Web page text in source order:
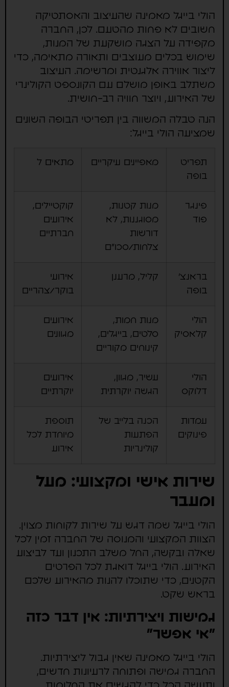
הולי בייגל מאמינה שהעיצוב והאסתטיקה
חשובים לא פחות מהטעם. לכן, החברה
מקפידה על הצגה מושקעת של המנות,
שימוש בכלים מעוצבים ותאורה מתאימה, כדי
ליצור אווירה אלגנטית ומרשימה. העיצוב
משתלב באופן מושלם עם הקונספט הקולינרי
של האירוע, ויוצר חוויה רב-חושית.
הנה טבלה המשווה בין תפריטי הבופה השונים
שמציעה הולי בייגל:
תפריט
בופה
מאפיינים עיקריים מתאים ל
פינגר
פוד
מנות קטנות,
מסוגננות, לא
דורשות
צלחות/סכו"ם
קוקטיילים,
אירועים
חברתיים
בראנצ'
בופה
קליל, מרענן
אירועי
בוקר/צהריים
הולי
קלאסיק
מנות חמות,
סלטים, בייגלים,
קינוחים מקוריים
אירועים
מגוונים
הולי
דלוקס
עשיר, מגוון,
הגשה יוקרתית
אירועים
יוקרתיים
עמדות
פינוקים
הכנה בלייב של
הפתעות
קולינריות
תוספת
מיוחדת לכל
אירוע
שירות אישי ומקצועי: מעל
ומעבר
הולי בייגל שמה דגש על שירות לקוחות מצוין.
הצוות המקצועי והמנוסה של החברה זמין לכל
שאלה ובקשה, החל משלב התכנון ועד לביצוע
האירוע. הולי בייגל דואגת לכל הפרטים
הקטנים, כדי שתוכלו להנות מהאירוע שלכם
בראש שקט.
גמישות ויצירתיות: אין דבר כזה
"אי אפשר"
הולי בייגל מאמינה שאין גבול ליצירתיות.
החברה גמישה ופתוחה לרעיונות חדשים,